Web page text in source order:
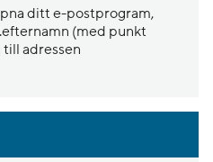
ditt e-postprogram,
(med punkt
till adressen